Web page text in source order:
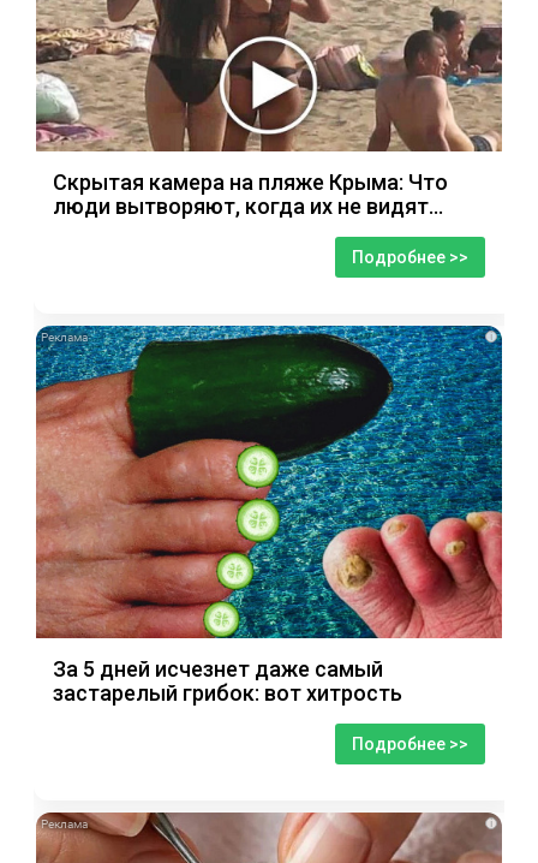
Скрытая камера на пляже Крыма: Что
люди вытворяют, когда их не видят...
Подробнее >>
i
За 5 дней исчезнет даже самый
застарелый грибок: вот хитрость
Подробнее >>
i